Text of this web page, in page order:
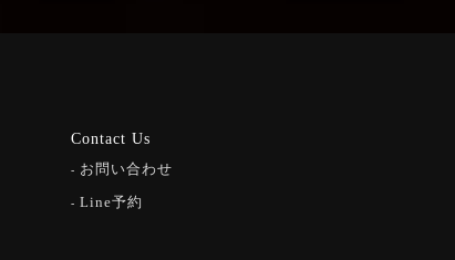
Contact Us
お問い合わせ
Line予約